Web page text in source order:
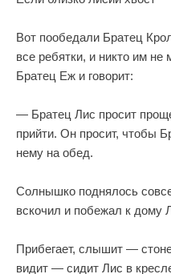
Вот пообедали Братец
все ребятки, и никто им
Братец Еж и говорит:
— Братец Лис просит
прийти. Он просит, чтобы
нему на обед.
Солнышко поднялось
вскочил и побежал к дому
Прибегает, слышит —
видит — сидит Лис в